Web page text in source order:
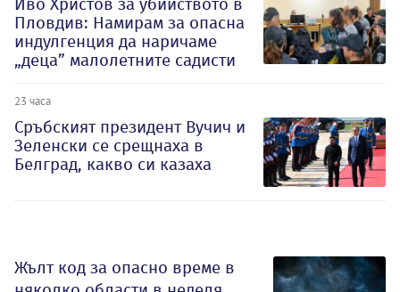
Иво Христов за убийството в
Пловдив: Намирам за опасна
индулгенция да наричаме
„деца” малолетните садисти
23 часа
Сръбският президент Вучич и
Зеленски се срещнаха в
Белград, какво си казаха
Жълт код за опасно време в